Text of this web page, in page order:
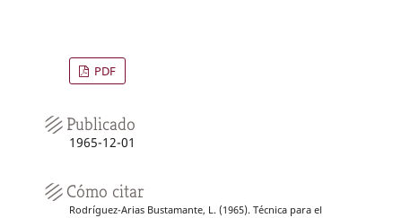
PDF
Publicado
1965-12-01
Cómo citar
Rodríguez-Arias Bustamante, L. (1965). Técnica para el